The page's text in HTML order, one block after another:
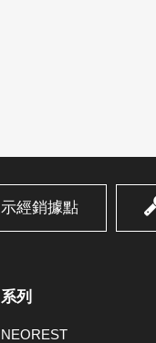
經銷據點
系列
NEOREST